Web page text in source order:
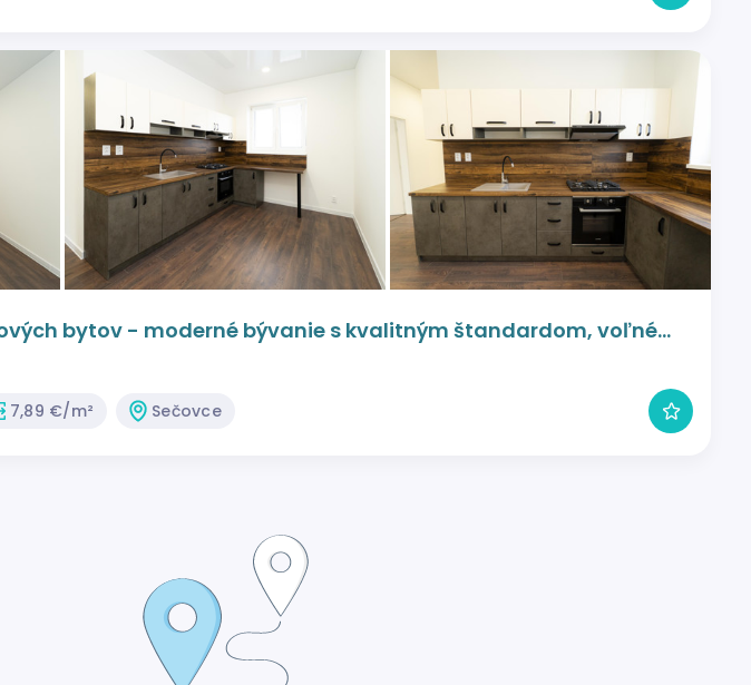
bytov - moderné bývanie s kvalitným štandardom, voľné
7,89 €/m² Sečovce